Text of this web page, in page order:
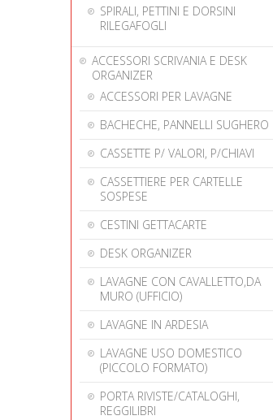
SPIRALI, PETTINI E DORSINI
RILEGAFOGLI
ACCESSORI SCRIVANIA E DESK
ORGANIZER
ACCESSORI PER LAVAGNE
BACHECHE, PANNELLI SUGHERO
CASSETTE P/ VALORI, P/CHIAVI
CASSETTIERE PER CARTELLE
SOSPESE
CESTINI GETTACARTE
DESK ORGANIZER
LAVAGNE CON CAVALLETTO,DA
MURO (UFFICIO)
LAVAGNE IN ARDESIA
LAVAGNE USO DOMESTICO
(PICCOLO FORMATO)
PORTA RIVISTE/CATALOGHI,
REGGILIBRI